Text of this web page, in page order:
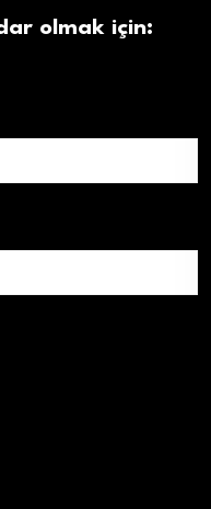
olmak için: